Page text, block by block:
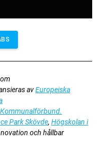
avEuropeiska
Park Skövde, Högskolan i
och hållbar